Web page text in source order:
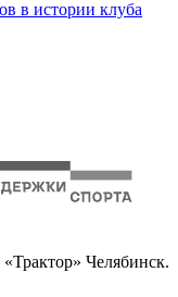
в истории клуба
Челябинск.